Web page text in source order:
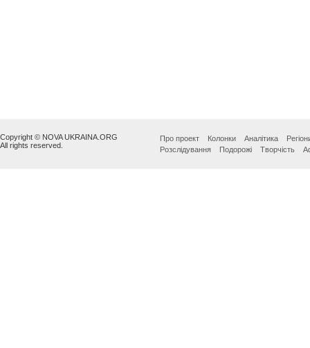
Copyright © NOVA UKRAINA.ORG
All rights reserved.
Про проект Колонки Аналітика
Розслідування
Подорожі Творчість